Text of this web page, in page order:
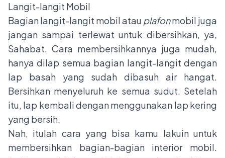
Langit-langit Mobil
Bagian langit-langit mobil atau plafonmobil juga
jangan sampai terlewat untuk dibersihkan, ya,
Sahabat. Cara membersihkannya juga mudah,
hanya dilap semua bagian langit-langit dengan
lap basah yang sudah dibasuh air hangat.
Bersihkan menyeluruh ke semua sudut. Setelah
itu, lap kembali dengan menggunakan lap kering
yang bersih.
Nah, itulah cara yang bisa kamu lakuin untuk
membersihkan bagian-bagian interior mobil.